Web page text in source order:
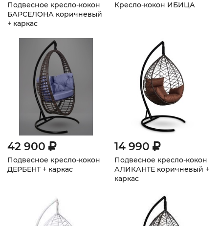
Подвесное кресло-кокон
БАРСЕЛОНА коричневый
+ каркас
Кресло-кокон ИБИЦА
42 900
Подвесное кресло-кокон
ДЕРБЕНТ + каркас
14 990
Подвесное кресло-кокон
АЛИКАНТЕ коричневый +
каркас